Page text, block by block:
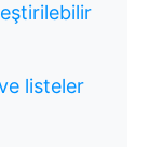
listeler